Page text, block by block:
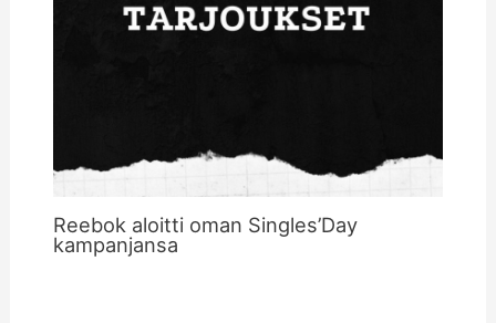
Reebok aloitti oman Singles’Day
kampanjansa